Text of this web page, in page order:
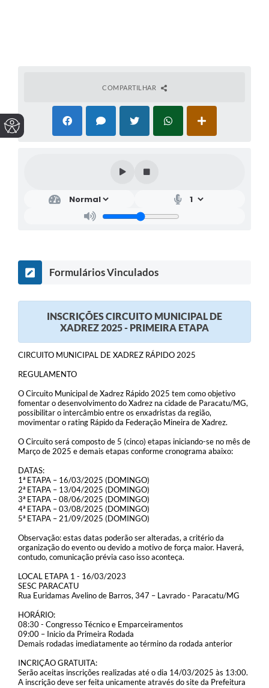
COMPARTILHAR
Formulários Vinculados
INSCRIÇÕES CIRCUITO MUNICIPAL DE
XADREZ 2025 - PRIMEIRA ETAPA
CIRCUITO MUNICIPAL DE XADREZ RÁPIDO 2025
REGULAMENTO
O Circuito Municipal de Xadrez Rápido 2025 tem como objetivo
fomentar o desenvolvimento do Xadrez na cidade de Paracatu/MG,
possibilitar o intercâmbio entre os enxadristas da região,
movimentar o rating Rápido da Federação Mineira de Xadrez.
O Circuito será composto de 5 (cinco) etapas iniciando-se no mês de
Março de 2025 e demais etapas conforme cronograma abaixo:
DATAS:
1ª ETAPA – 16/03/2025 (DOMINGO)
2ª ETAPA – 13/04/2025 (DOMINGO)
3ª ETAPA – 08/06/2025 (DOMINGO)
4ª ETAPA – 03/08/2025 (DOMINGO)
5ª ETAPA – 21/09/2025 (DOMINGO)
Observação: estas datas poderão ser alteradas, a critério da
organização do evento ou devido a motivo de força maior. Haverá,
contudo, comunicação prévia caso isso aconteça.
LOCAL ETAPA 1 - 16/03/2023
SESC PARACATU
Rua Euridamas Avelino de Barros, 347 – Lavrado - Paracatu/MG
HORÁRIO:
08:30 - Congresso Técnico e Emparceiramentos
09:00 – Inicio da Primeira Rodada
Demais rodadas imediatamente ao término da rodada anterior
INCRIÇÃO GRATUITA:
Serão aceitas inscrições realizadas até o dia 14/03/2025 às 13:00.
A inscrição deve ser feita unicamente através do site da Prefeitura